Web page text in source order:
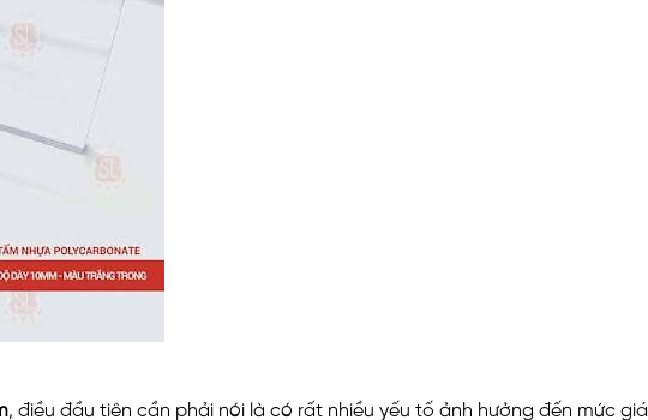
, điều đầu tiên cần phải nói là có rất nhiều yếu tố ảnh hưởng đến mức giá